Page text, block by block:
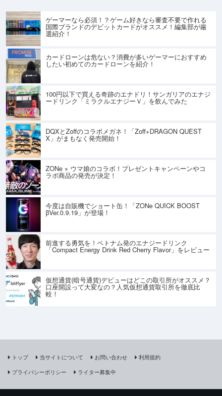
ゲーマーなら必須！？ゲーム好きなら審査不要で作れる
国際ブランドのデビットカードがオススメ！編集部が厳
選紹介！
カードローンは危ない？消費が多いゲーマーにおすすめ
したい初めてのカードローンを紹介！
100円以下で買える奇跡のエナドリ！サンガリアのエナジ
ードリンク「ミラクルエナジーＶ」を飲んでみた
DQXとZoffのコラボメガネ！「Zoff+DRAGON QUEST
X」がまもなく発売開始！
ZONe × ウマ娘のコラボ！プレゼントキャンペーンやコ
ラボ商品の発売が決定！
今度は自販機でショート缶！「ZONe QUICK BOOST
βVer.0.9.19」が登場！
前進する勇気を！ベトナム発のエナジードリンク
「Compact Energy Drink Red Cherry Flavor」をレビュー
仮想通貨(暗号通貨)デビューはどこの取引所がオススメ？
口座開設って大変なの？人気仮想通貨取引所を徹底比
較！
トップ 当サイトについて お問い合わせ
利用規約
プライバシーポリシー
ライター募集中